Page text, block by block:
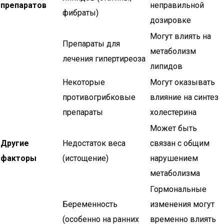
препаратов
фибраты)
неправильной
дозировке
Препараты для
лечения гипертиреоза
Могут влиять на
метаболизм
липидов
Некоторые
противогрибковые
препараты
Могут оказывать
влияние на синтез
холестерина
Другие
факторы
Недостаток веса
(истощение)
Может быть
связан с общим
нарушением
метаболизма
Беременность
(особенно на ранних
Гормональные
изменения могут
временно влиять